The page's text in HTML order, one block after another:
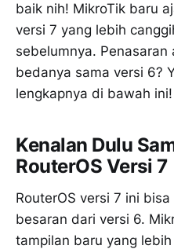
baik nih! MikroTik baru
versi 7 yang lebih
sebelumnya.
bedanya sama versi 6?
lengkapnya di bawah ini!
Kenalan Dulu
RouterOS Versi 7
RouterOS versi 7 ini
besaran dari versi 6.
tampilan baru yang